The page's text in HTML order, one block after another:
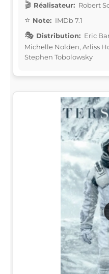
Réalisateur: Robert
Note: IMDb 7.1
Distribution: Eric
Michelle Nolden, Arliss
Stephen Tobolowsky